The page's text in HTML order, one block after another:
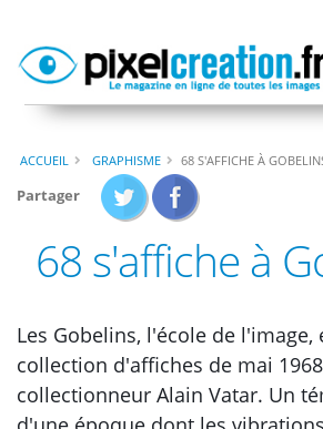
ACCUEIL GRAPHISME 68 S'AFFICHE À
Partager
68 s'affiche à
Les Gobelins, l'école de
collection d'affiches de mai
collectionneur Alain Vatar. Un